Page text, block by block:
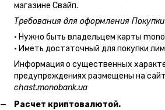
магазине Cвайп.
Требования для оформления
• Нужно быть владельцем карты
• Иметь достаточный для покупки
Информация о существенных
предупреждениях размещены на
chast.monobank.ua
Расчет криптовалютой.